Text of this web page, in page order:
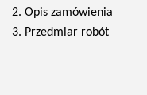
2. Opis zamówienia
3. Przedmiar robót